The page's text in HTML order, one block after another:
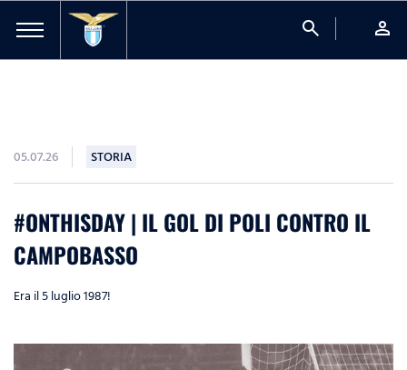
search person
05.07.26 STORIA
#ONTHISDAY | IL GOL DI POLI CONTRO IL
CAMPOBASSO
Era il 5 luglio 1987!